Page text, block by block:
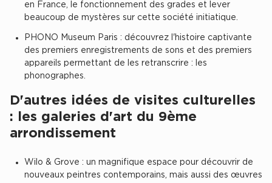
Plateaux opérés à Saint-Ouen
Plateaux opérés à Boulogne-Billancourt
Collections Flex / Coworking
Livrets blancs & Études
en France, le fonctionnement des grades et lever
beaucoup de mystères sur cette société initiatique.
PHONO Museum Paris : découvrez l'histoire captivante
des premiers enregistrements de sons et des premiers
appareils permettant de les retranscrire : les
phonographes.
D'autres idées de visites culturelles
: les galeries d'art du 9ème
arrondissement
Wilo & Grove : un magnifique espace pour découvrir de
nouveaux peintres contemporains, mais aussi des œuvres